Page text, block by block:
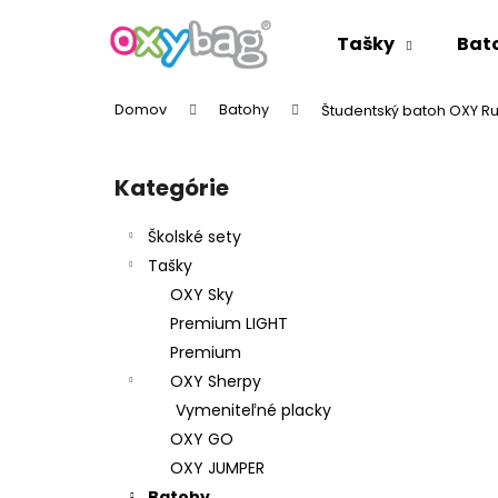
Tašky
Domov Batohy Študentský batoh OXY
Preskočiť
kategórie
Kategórie
Školské sety
Tašky
OXY Sky
Premium LIGHT
Premium
OXY Sherpy
Vymeniteľné placky
OXY GO
OXY JUMPER
Späť
obchodu
Späť
obchodu